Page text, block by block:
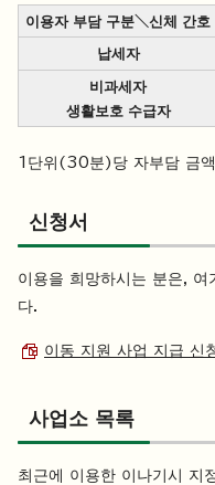
이용자 부담 구분＼신체 간호
납세자
비과세자
생활보호 수급자
1단위(30분)당 자부담 금
신청서
이용을 희망하시는 분은, 여
다.
이동 지원 사업 지급
사업소 목록
최근에 이용한 이나기시 지